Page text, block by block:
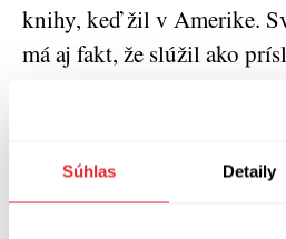
Súhlas Detaily
knihy, keď žil v Amerike.
má aj fakt, že slúžil ako
slovanských strelcov,
slúžiacich vo vojne
Severu. V neposlednom
postavy, ktoré stvárňovali